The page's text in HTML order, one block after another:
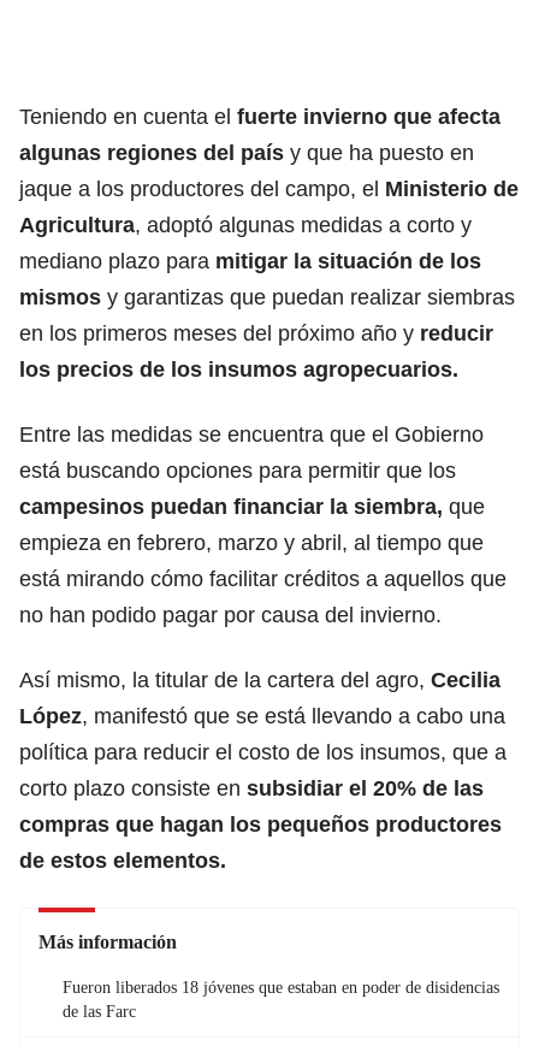
Teniendo en cuenta el fuerte invierno que afecta
algunas regiones del país y que ha puesto en
jaque a los productores del campo, el Ministerio de
Agricultura, adoptó algunas medidas a corto y
mediano plazo para mitigar la situación de los
mismos y garantizas que puedan realizar siembras
en los primeros meses del próximo año y reducir
los precios de los insumos agropecuarios.
Entre las medidas se encuentra que el Gobierno
está buscando opciones para permitir que los
campesinos puedan financiar la siembra, que
empieza en febrero, marzo y abril, al tiempo que
está mirando cómo facilitar créditos a aquellos que
no han podido pagar por causa del invierno.
Así mismo, la titular de la cartera del agro, Cecilia
López, manifestó que se está llevando a cabo una
política para reducir el costo de los insumos, que a
corto plazo consiste en subsidiar el 20% de las
compras que hagan los pequeños productores
de estos elementos.
Más información
Fueron liberados 18 jóvenes que estaban en poder de disidencias
de las Farc